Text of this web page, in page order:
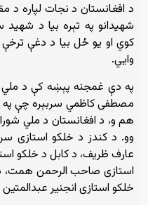
د افغانستان د نجات لپاره
شهیدانو په تېره بیا د
کوي او یو ځل بیا د دغې
وايي.
په دې غمجنه پېښه کې د
مصطفی کاظمي سربېره چې په
هم و، د افغانستان د ملي
وو. د کندز د خلکو استازی
عارف ظریف، د کابل د خلکو
استازی صاحب الرحمن همت،
خلکو استازى انجنير